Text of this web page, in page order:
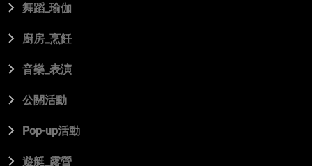
舞蹈_瑜伽
廚房_烹飪
音樂_表演
公關活動
Pop-up活動
遊艇_露營